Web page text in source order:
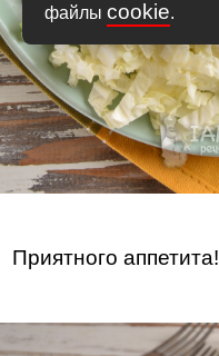
файлы cookie.
Приятного аппетита!